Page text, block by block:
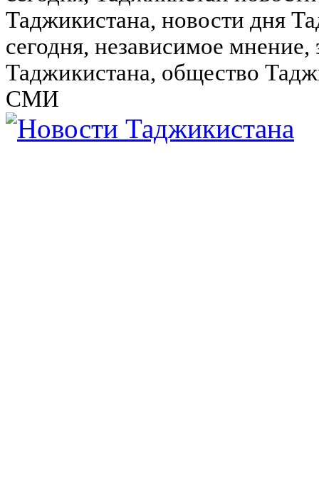
Таджикистана, новости дня
сегодня, независимое
Таджикистана, общество
СМИ